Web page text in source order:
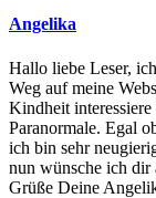
Angelika
Hallo liebe Leser,
Weg auf meine
Kindheit
Paranormale. Egal
ich bin sehr
nun wünsche ich
Grüße Deine